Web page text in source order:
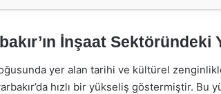
İnşaat Sektöründeki
yer alan tarihi ve kültürel
hızlı bir yükseliş göstermiştir. Bu